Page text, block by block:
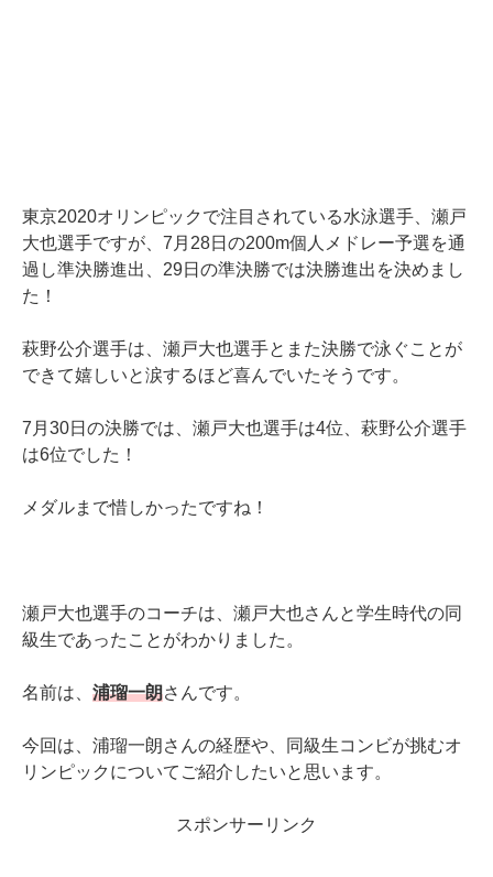
東京2020オリンピックで注目されている水泳選手、瀬戸
大也選手ですが、7月28日の200m個人メドレー予選を通
過し準決勝進出、29日の準決勝では決勝進出を決めまし
た！
萩野公介選手は、瀬戸大也選手とまた決勝で泳ぐことが
できて嬉しいと涙するほど喜んでいたそうです。
7月30日の決勝では、瀬戸大也選手は4位、萩野公介選手
は6位でした！
メダルまで惜しかったですね！
瀬戸大也選手のコーチは、瀬戸大也さんと学生時代の同
級生であったことがわかりました。
名前は、 浦瑠一朗さんです。
今回は、浦瑠一朗さんの経歴や、同級生コンビが挑むオ
リンピックについてご紹介したいと思います。
スポンサーリンク